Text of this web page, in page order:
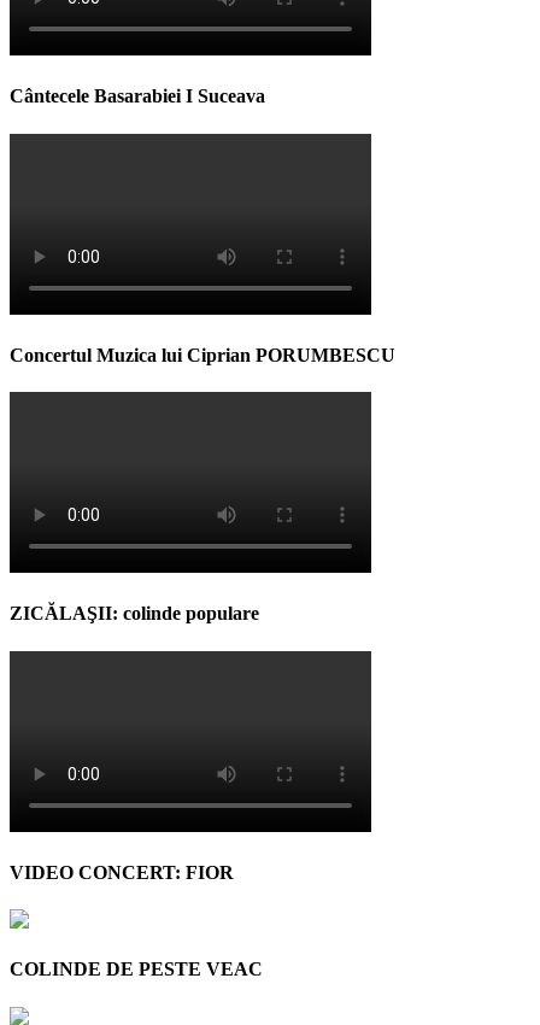
Cântecele Basarabiei I Suceava
Concertul Muzica lui Ciprian PORUMBESCU
ZICĂLAŞII: colinde populare
VIDEO CONCERT: FIOR
COLINDE DE PESTE VEAC